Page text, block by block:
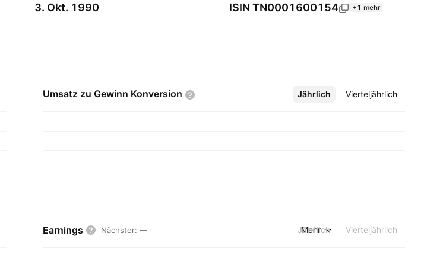
3. Okt. 1990 ISIN TN0001600154 +1 mehr
Umsatz zu Gewinn Konversion Jährlich Vierteljährlich
Mehr
Earnings Nächster: — Jährlich Vierteljährlich
Mehr